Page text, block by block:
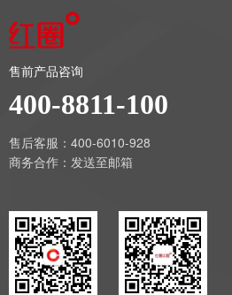
售前产品咨询
400-8811-100
售后客服：400-6010-928
商务合作： 发送至邮箱